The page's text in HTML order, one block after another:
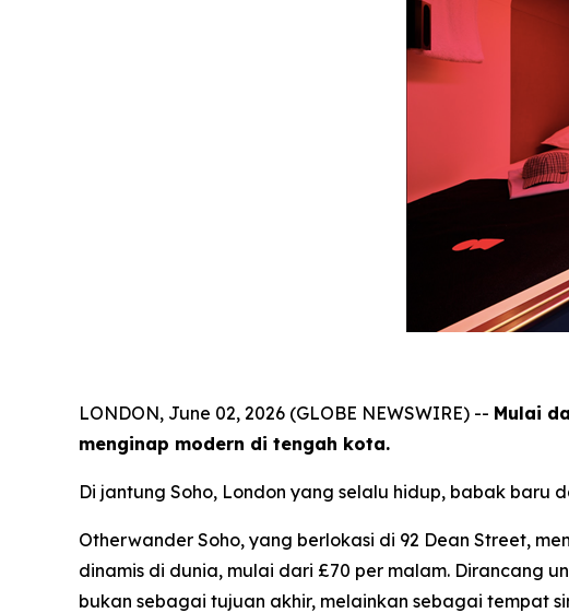
LONDON, June 02, 2026 (GLOBE NEWSWIRE) -- Mulai
menginap modern di tengah kota.
Di jantung Soho, London yang selalu hidup, babak baru
Otherwander Soho, yang berlokasi di 92 Dean Street,
dinamis di dunia, mulai dari £70 per malam. Dirancang
bukan sebagai tujuan akhir, melainkan sebagai tempat